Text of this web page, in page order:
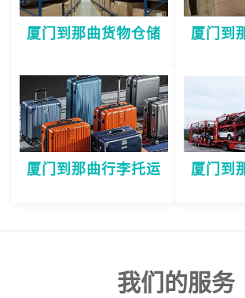
厦门到那曲货物仓储 厦门到
厦门到那曲行李托运 厦门到
我们的服务